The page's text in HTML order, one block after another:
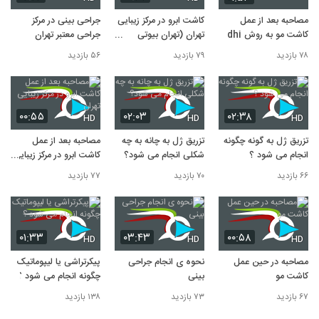
مصاحبه بعد از عمل
کاشت مو به روش dhi
۷۸ بازدید
کاشت ابرو در مرکز زیبایی
تهران (تهران بیوتی
سنتر)
۷۹ بازدید
جراحی بینی در مرکز
جراحی معتبر تهران
۵۶ بازدید
۰۲:۳۸ HD
تزریق ژل به گونه چگونه
انجام می شود ؟
۶۶ بازدید
۰۲:۰۳ HD
تزریق ژل به چانه به چه
شکلی انجام می شود؟
۷۰ بازدید
۰۰:۵۵ HD
مصاحبه بعد از عمل
کاشت ابرو در مرکز زیبایی
تهران
۷۷ بازدید
۰۰:۵۸ HD
مصاحبه در حین عمل
کاشت مو
۶۷ بازدید
۰۳:۴۳ HD
نحوه ی انجام جراحی
بینی
۷۳ بازدید
۰۱:۳۳ HD
پیکرتراشی یا لیپوماتیک
چگونه انجام می شود ؟
۱۳۸ بازدید